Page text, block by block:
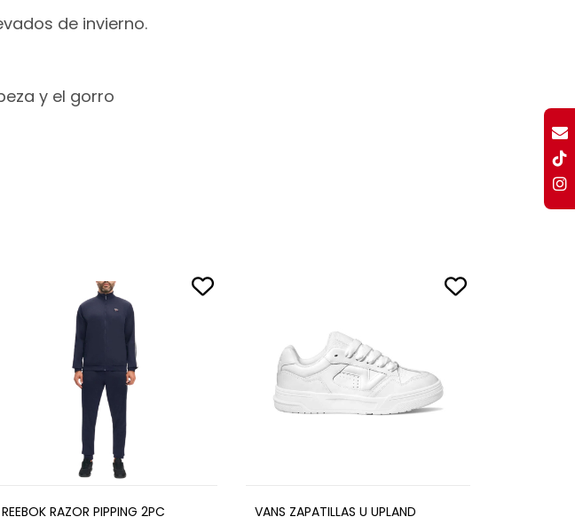
de invierno.
y el gorro
REEBOK RAZOR PIPPING 2PC
VANS ZAPATILLAS U UPLAND